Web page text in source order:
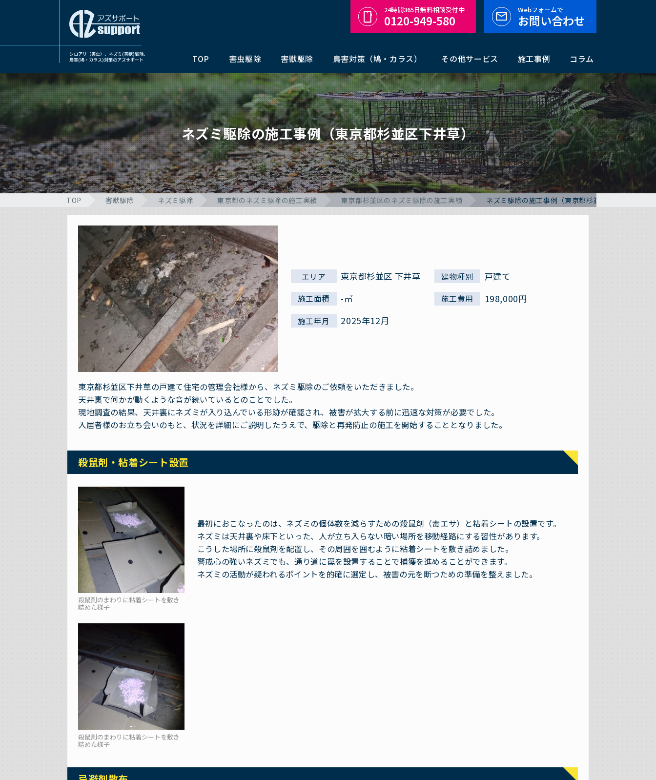
シロアリ（害虫）、ネズミ(害獣)駆除、
鳥害(鳩・カラス)対策のアズサポート
TOP 害虫駆除 害獣駆除 鳥害対策（鳩・カラス） その他サービス 施工事例 コラム
24時間365日無料相談受付中
0120-949-580
Webフォームで
お問い合わせ
ネズミ駆除の施工事例（東京都杉並区下井草）
TOP 害獣駆除 ネズミ駆除 東京都のネズミ駆除の施工実績 東京都杉並区のネズミ駆除の施工実績 ネズミ駆除の施工事例（東京都杉並区下井草）
エリア 東京都杉並区 下井草 建物種別 戸建て
施工面積 -㎡ 施工費用 198,000円
施工年月 2025年12月
東京都杉並区下井草の戸建て住宅の管理会社様から、ネズミ駆除のご依頼をいただきました。
天井裏で何かが動くような音が続いているとのことでした。
現地調査の結果、天井裏にネズミが入り込んでいる形跡が確認され、被害が拡大する前に迅速な対策が必要でした。
入居者様のお立ち会いのもと、状況を詳細にご説明したうえで、駆除と再発防止の施工を開始することとなりました。
殺鼠剤・粘着シート設置
殺鼠剤のまわりに粘着シートを敷き
詰めた様子
最初におこなったのは、ネズミの個体数を減らすための殺鼠剤（毒エサ）と粘着シートの設置です。
ネズミは天井裏や床下といった、人が立ち入らない暗い場所を移動経路にする習性があります。
こうした場所に殺鼠剤を配置し、その周囲を囲むように粘着シートを敷き詰めました。
警戒心の強いネズミでも、通り道に罠を設置することで捕獲を進めることができます。
ネズミの活動が疑われるポイントを的確に選定し、被害の元を断つための準備を整えました。
殺鼠剤のまわりに粘着シートを敷き
詰めた様子